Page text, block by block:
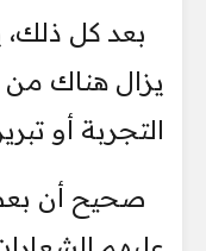
بعد كل
يزال هناك
التجربة أو
صحيح أن